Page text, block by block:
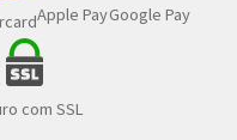
Apple PayGoogle Pay
com SSL